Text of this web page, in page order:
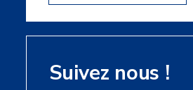
Suivez nous !